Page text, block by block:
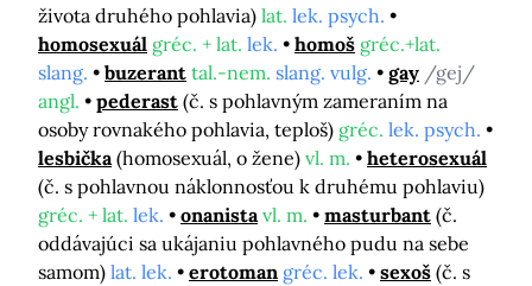
života druhého pohlavia) lat. lek. psych.
homosexuál gréc. + lat. lek. homoš gréc.+lat.
slang.
buzerant tal.-nem. slang. vulg. gay /gej/
angl.
pederast (č. s pohlavným zameraním na
osoby rovnakého pohlavia, teploš) gréc. lek. psych.
lesbička (homosexuál, o žene) vl. m.
heterosexuál
(č. s pohlavnou náklonnosťou k druhému pohlaviu)
gréc. + lat. lek. onanista vl. m. masturbant (č.
oddávajúci sa ukájaniu pohlavného pudu na sebe
samom) lat. lek. erotoman gréc. lek. sexoš (č. s